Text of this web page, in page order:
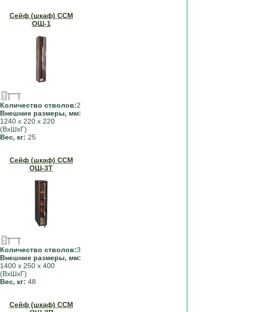
Сейф (шкаф) ССМ
ОШ-1
Количество стволов:2
Внешние размеры, мм:
1240 х 220 х 220
(ВхШхГ)
Вес, кг: 25
Сейф (шкаф) ССМ
ОШ-3Т
Количество стволов:3
Внешние размеры, мм:
1400 х 250 х 400
(ВхШхГ)
Вес, кг: 48
Сейф (шкаф) ССМ